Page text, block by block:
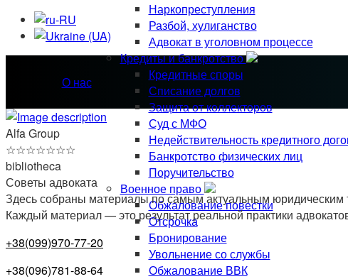
О нас
Наркопреступления
Разбой, хулиганство
Адвокат в уголовном процессе
Кредиты и банкротство
Кредитные споры
Списание долгов
Защита от коллекторов
Суд с МФО
Недействительность кредитного
Банкротство физических лиц
Поручительство
Военное право
Обжалование повестки
Отсрочка
Бронирование
Увольнение со службы
Обжалование ВВК
Alfa Group
☆☆☆☆☆☆☆
bibliotheca
Советы адвоката
Здесь собраны материалы по самым актуальным юридическим
Каждый материал — это результат реальной практики
+38(099)970-77-20
+38(096)781-88-64